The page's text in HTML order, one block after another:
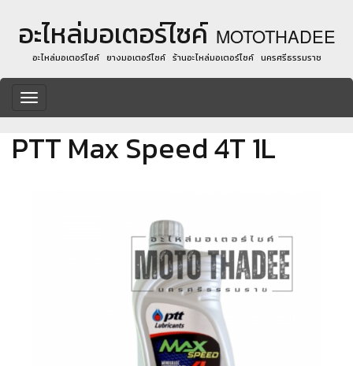
อะไหล่มอเตอร์ไซค์ MOTOTHADEE
อะไหล่มอเตอร์ไซค์ ยางมอเตอร์ไซค์ ร้านอะไหล่มอเตอร์ไซค์ นครศรีธรรมราช
Toggle
navigation
PTT Max Speed 4T 1L